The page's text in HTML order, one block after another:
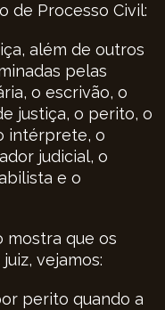
de Processo Civil:
além de outros
pelas
o escrivão, o
justiça, o perito, o
intérprete, o
judicial, o
e o
mostra que os
vejamos:
perito quando a